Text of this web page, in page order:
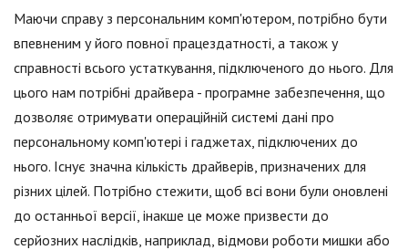
Маючи справу з персональним комп'ютером, потрібно бути
впевненим у його повної працездатності, а також у
справності всього устаткування, підключеного до нього. Для
цього нам потрібні драйвера - програмне забезпечення, що
дозволяє отримувати операційній системі дані про
персональному комп'ютері і гаджетах, підключених до
нього. Існує значна кількість драйверів, призначених для
різних цілей. Потрібно стежити, щоб всі вони були оновлені
до останньої версії, інакше це може призвести до
серйозних наслідків, наприклад, відмови роботи мишки або